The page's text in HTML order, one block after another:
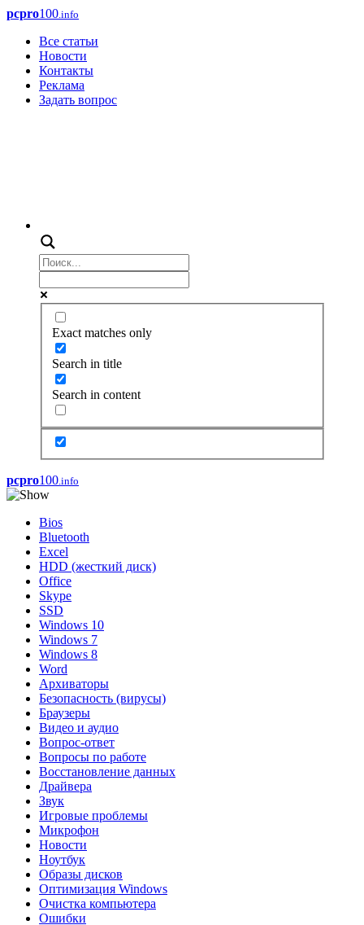
pcpro100.info
Все статьи
Новости
Контакты
Реклама
Задать вопрос
Exact matches only
Search in title
Search in content
pcpro100.info
Bios
Bluetooth
Excel
HDD (жесткий диск)
Office
Skype
SSD
Windows 10
Windows 7
Windows 8
Word
Архиваторы
Безопасность (вирусы)
Браузеры
Видео и аудио
Вопрос-ответ
Вопросы по работе
Восстановление данных
Драйвера
Звук
Игровые проблемы
Микрофон
Новости
Ноутбук
Образы дисков
Оптимизация Windows
Очистка компьютера
Ошибки